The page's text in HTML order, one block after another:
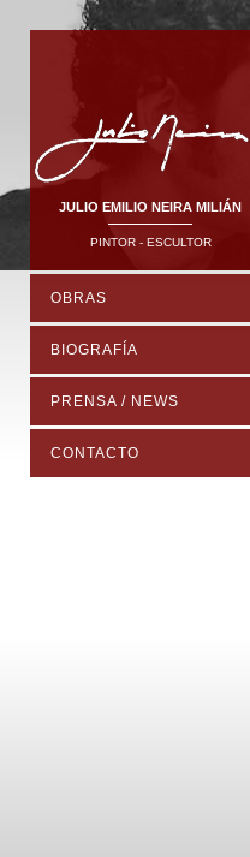
JULIO EMILIO NEIRA MILIÁN
PINTOR - ESCULTOR
OBRAS
BIOGRAFÍA
PRENSA / NEWS
CONTACTO